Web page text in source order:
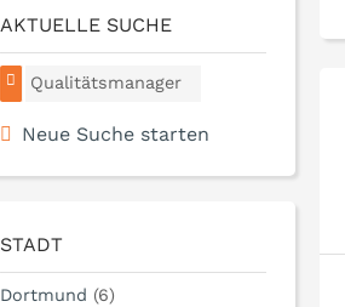
AKTUELLE SUCHE
Qualitätsmanager
Neue Suche starten
STADT
Dortmund (6)